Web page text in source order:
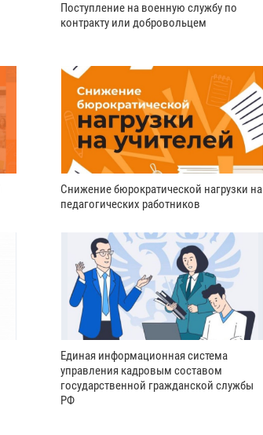
Поступление на военную службу по
контракту или добровольцем
Снижение бюрократической нагрузки на
педагогических работников
Единая информационная система
управления кадровым составом
государственной гражданской службы
РФ